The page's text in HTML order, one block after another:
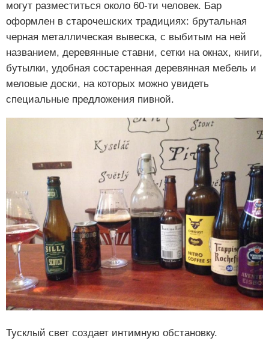
могут разместиться около 60-ти человек. Бар
оформлен в старочешских традициях: брутальная
черная металлическая вывеска, с выбитым на ней
названием, деревянные ставни, сетки на окнах, книги,
бутылки, удобная состаренная деревянная мебель и
меловые доски, на которых можно увидеть
специальные предложения пивной.
Тусклый свет создает интимную обстановку.